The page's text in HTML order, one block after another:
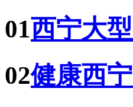
01西宁大
02健康西